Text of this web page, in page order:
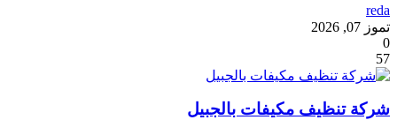
reda
تموز 07, 2026
0
57
شركة تنظيف مكيفات بالجبيل